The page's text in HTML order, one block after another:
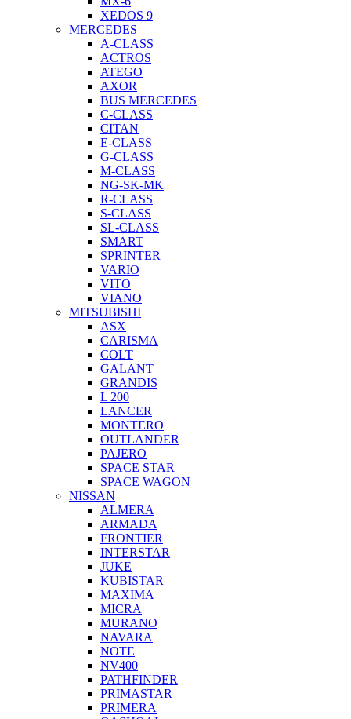
XEDOS 9
MERCEDES
A-CLASS
ACTROS
ATEGO
AXOR
BUS MERCEDES
C-CLASS
CITAN
E-CLASS
G-CLASS
M-CLASS
NG-SK-MK
R-CLASS
S-CLASS
SL-CLASS
SMART
SPRINTER
VARIO
VITO
VIANO
MITSUBISHI
ASX
CARISMA
COLT
GALANT
GRANDIS
L 200
LANCER
MONTERO
OUTLANDER
PAJERO
SPACE STAR
SPACE WAGON
NISSAN
ALMERA
ARMADA
FRONTIER
INTERSTAR
JUKE
KUBISTAR
MAXIMA
MICRA
MURANO
NAVARA
NOTE
NV400
PATHFINDER
PRIMASTAR
PRIMERA